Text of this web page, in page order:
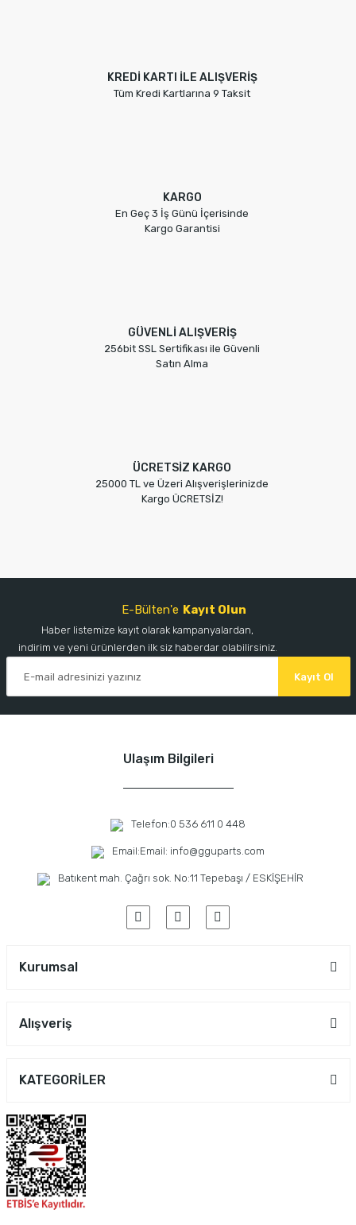
KREDİ KARTI İLE ALIŞVERİŞ
Tüm Kredi Kartlarına 9 Taksit
KARGO
En Geç 3 İş Günü İçerisinde
Kargo Garantisi
GÜVENLİ ALIŞVERİŞ
256bit SSL Sertifikası ile Güvenli
Satın Alma
ÜCRETSİZ KARGO
25000 TL ve Üzeri Alışverişlerinizde
Kargo ÜCRETSİZ!
E-Bülten'e Kayıt Olun
Haber listemize kayıt olarak kampanyalardan,
indirim ve yeni ürünlerden ilk siz haberdar olabilirsiniz.
Kayıt Ol
Ulaşım Bilgileri
Telefon:0 536 611 0 448
Email:Email: info@gguparts.com
Batıkent mah. Çağrı sok. No:11 Tepebaşı / ESKİŞEHİR
Kurumsal
Alışveriş
KATEGORİLER